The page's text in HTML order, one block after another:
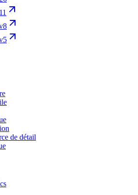
de détail